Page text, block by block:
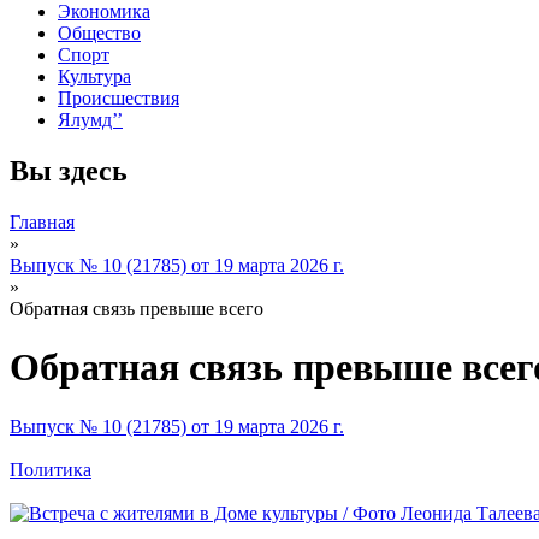
Экономика
Общество
Спорт
Культура
Происшествия
Ялумд’’
Вы здесь
Главная
»
Выпуск № 10 (21785) от 19 марта 2026 г.
»
Обратная связь превыше всего
Обратная связь превыше
Выпуск № 10 (21785) от 19 марта 2026 г.
Политика